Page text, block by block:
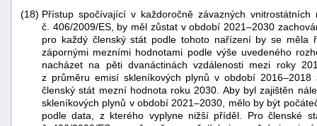
(18) Přístup spočívající v každoročně závazných
č. 406/2009/ES, by měl zůstat v období 2021–2030
pro každý členský stát podle tohoto nařízení by se měla
zápornými mezními hodnotami podle výše uvedeného
nacházet na pěti dvanáctinách vzdálenosti mezi roky
z průměru emisí skleníkových plynů v období
členský stát mezní hodnota roku 2030. Aby byl zajištěn
skleníkových plynů v období 2021–2030, mělo by být
podle data, z kterého vyplyne nižší příděl. Pro členské